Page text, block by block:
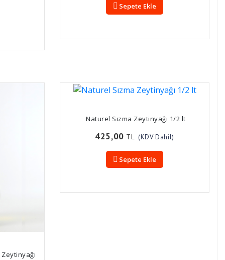
Sepete Ekle
Naturel Sızma Zeytinyağı 1/2 lt
425,00 TL (KDV Dahil)
Sepete Ekle